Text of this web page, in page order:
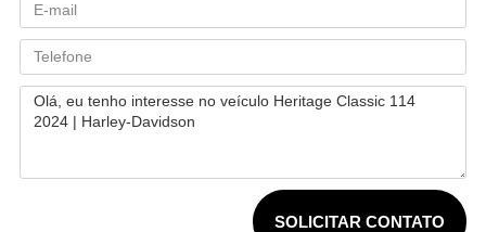
SOLICITAR CONTATO